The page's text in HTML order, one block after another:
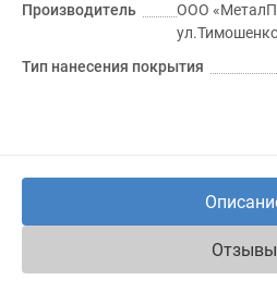
Производитель
ООО
Тип нанесения покрытия
Отзывы